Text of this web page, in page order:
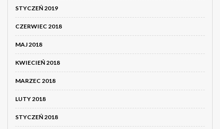
STYCZEŃ 2019
CZERWIEC 2018
MAJ 2018
KWIECIEŃ 2018
MARZEC 2018
LUTY 2018
STYCZEŃ 2018